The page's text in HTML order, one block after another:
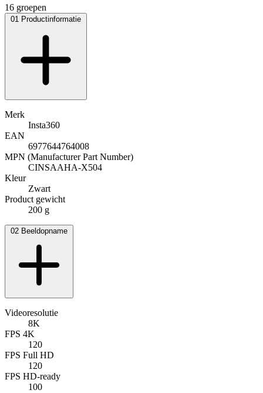
16 groepen
01 Productinformatie
Merk
Insta360
EAN
6977644764008
MPN (Manufacturer Part Number)
CINSAAHA-X504
Kleur
Zwart
Product gewicht
200 g
02 Beeldopname
Videoresolutie
8K
FPS 4K
120
FPS Full HD
120
FPS HD-ready
100